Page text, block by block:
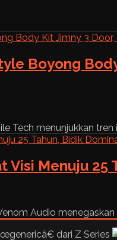
Boyong
Tech menunjukkan tren
Visi Menuju
Audio